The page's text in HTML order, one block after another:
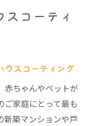
コーティ
ウスコーティング
赤ちゃんやペットが
ご家庭にとって最も
新築マンションや戸